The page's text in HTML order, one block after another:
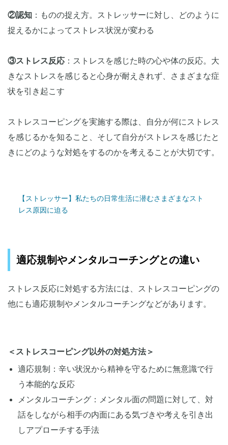
②認知 ：ものの捉え方。ストレッサーに対し、どのように
捉えるかによってストレス状況が変わる
③ストレス反応 ：ストレスを感じた時の心や体の反応。大
きなストレスを感じると心身が耐えきれず、さまざまな症
状を引き起こす
ストレスコーピングを実施する際は、自分が何にストレス
を感じるかを知ること、そして自分がストレスを感じたと
きにどのような対処をするのかを考えることが大切です。
【ストレッサー】私たちの日常生活に潜むさまざまなスト
レス原因に迫る
適応規制やメンタルコーチングとの違い
ストレス反応に対処する方法には、ストレスコーピングの
他にも適応規制やメンタルコーチングなどがあります。
＜ストレスコーピング以外の対処方法＞
適応規制：辛い状況から精神を守るために無意識で行
う本能的な反応
メンタルコーチング：メンタル面の問題に対して、対
話をしながら相手の内面にある気づきや考えを引き出
しアプローチする手法